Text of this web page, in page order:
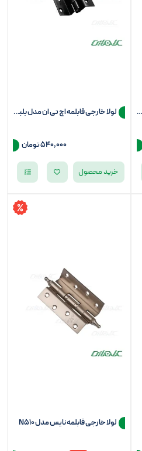
لولا خارجی قابلمه اچ تی ان مدل بلبرینگی سرتخت
540,000 تومان
خرید محصول
لولا خارجی قابلمه نایس مدل N510